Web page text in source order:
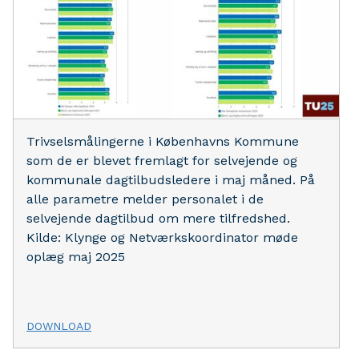
Trivselsmålingerne i Københavns Kommune
som de er blevet fremlagt for selvejende og
kommunale dagtilbudsledere i maj måned. På
alle parametre melder personalet i de
selvejende dagtilbud om mere tilfredshed.
Kilde: Klynge og Netværkskoordinator møde
oplæg maj 2025
DOWNLOAD